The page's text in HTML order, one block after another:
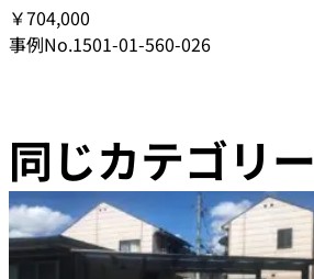
￥704,000
事例No.1501-01-560-026
同じカテゴリ